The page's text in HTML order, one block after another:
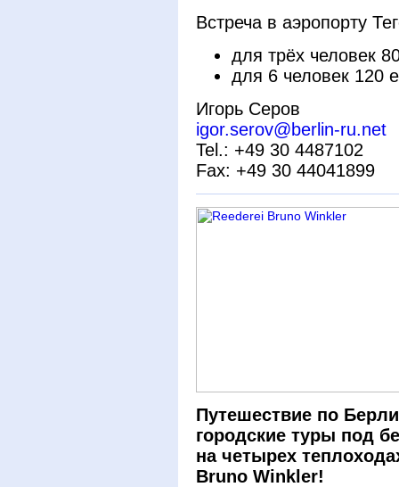
Встреча в аэропорту
для трёх человек
для 6 человек 120
Игорь Серов
igor.serov@berlin-ru.net
Tel.: +49 30 4487102
Fax: +49 30 44041899
Путешествие по
городские туры под
на четырех
Bruno Winkler!